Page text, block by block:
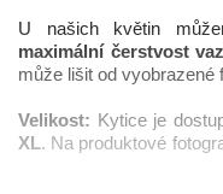
U našich květin
maximální čerstvost
může lišit od vyobrazené
Velikost: Kytice je
XL. Na produktové